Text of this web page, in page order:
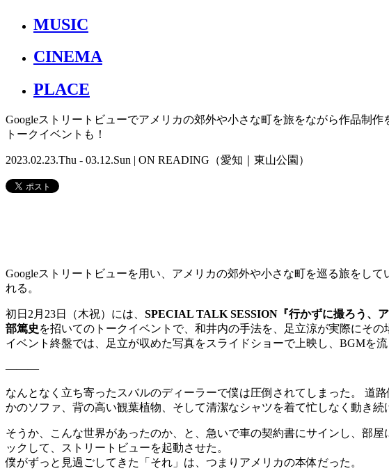
MUSIC
CINEMA
PLACE
Googleストリートビューでアメリカの郊外や小さな町を旅をながら作品制
トークイベントも！
2023.02.23.Thu - 03.12.Sun | ON READING（愛知｜東山公園）
Googleストリートビューを用い、アメリカの郊外や小さな町を巡る旅をして
れる。
初日2月23日（木祝）には、 SPECIAL TALK SESSION『行かずに撮ろう、ア
部篤史 を招いてのトークイベントで、和井内の手法を、足立涼が実際にそ
イベント終盤では、足立が収めた写真をスライドショーで上映し、BGMを
―――
なんとなく立ち寄ったスバルのディーラーで僕は圧倒されてしまった。 道
かのソファ、背の高い観葉植物、そして清潔なシャツを着て忙しなく動き続
そうか、こんな世界があったのか、と、急いで車の契約書にサインし、部屋
ックして、ストリートビューを起動させた。
僕がずっと見過ごしてきた「それ」は、つまりアメリカの本体だった。